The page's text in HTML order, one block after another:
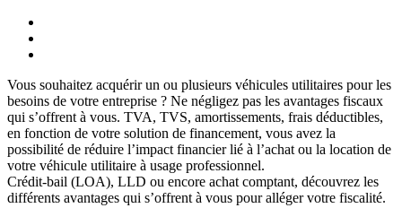
Vous souhaitez acquérir un ou plusieurs véhicules utilitaires pour les
besoins de votre entreprise ? Ne négligez pas les avantages fiscaux
qui s’offrent à vous. TVA, TVS, amortissements, frais déductibles,
en fonction de votre solution de financement, vous avez la
possibilité de réduire l’impact financier lié à l’achat ou la location de
votre véhicule utilitaire à usage professionnel.
Crédit-bail (LOA), LLD ou encore achat comptant, découvrez les
différents avantages qui s’offrent à vous pour alléger votre fiscalité.